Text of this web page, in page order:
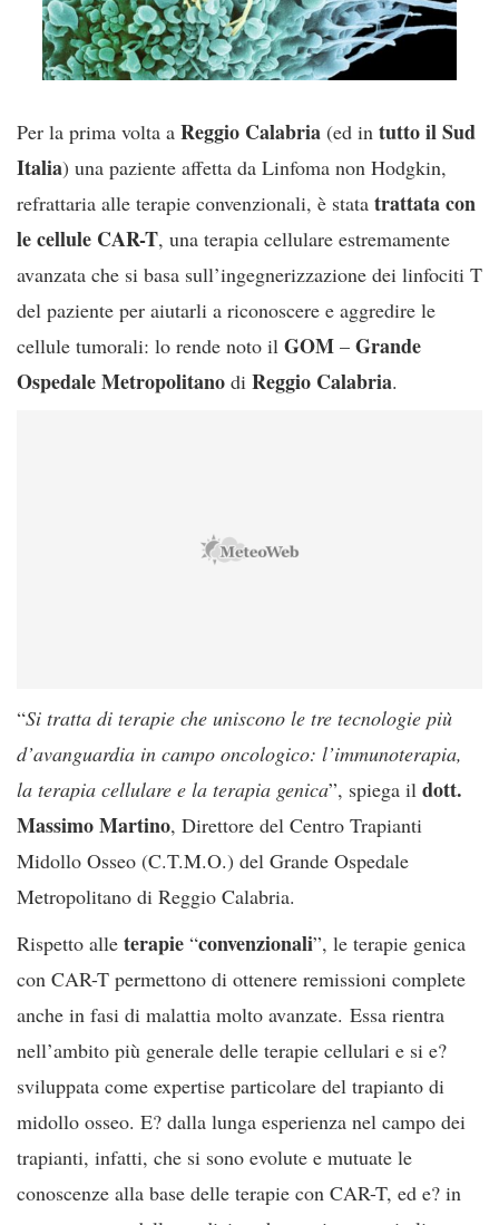
Per la prima volta a Reggio Calabria (ed in tutto il Sud
Italia) una paziente affetta da Linfoma non Hodgkin,
refrattaria alle terapie convenzionali, è stata trattata con
le cellule CAR-T, una terapia cellulare estremamente
avanzata che si basa sull’ingegnerizzazione dei linfociti T
del paziente per aiutarli a riconoscere e aggredire le
cellule tumorali: lo rende noto il GOM – Grande
Ospedale Metropolitano di Reggio Calabria.
“Si tratta di terapie che uniscono le tre tecnologie più
d’avanguardia in campo oncologico: l’immunoterapia,
la terapia cellulare e la terapia genica”, spiega il dott.
Massimo Martino, Direttore del Centro Trapianti
Midollo Osseo (C.T.M.O.) del Grande Ospedale
Metropolitano di Reggio Calabria.
Rispetto alle terapie “convenzionali”, le terapie genica
con CAR-T permettono di ottenere remissioni complete
anche in fasi di malattia molto avanzate. Essa rientra
nell’ambito più generale delle terapie cellulari e si e?
sviluppata come expertise particolare del trapianto di
midollo osseo. E? dalla lunga esperienza nel campo dei
trapianti, infatti, che si sono evolute e mutuate le
conoscenze alla base delle terapie con CAR-T, ed e? in